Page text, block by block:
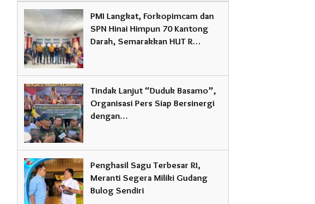
PMI Langkat, Forkopimcam dan
SPN Hinai Himpun 70 Kantong
Darah, Semarakkan HUT R…
Tindak Lanjut “Duduk Basamo”,
Organisasi Pers Siap Bersinergi
dengan…
Penghasil Sagu Terbesar RI,
Meranti Segera Miliki Gudang
Bulog Sendiri